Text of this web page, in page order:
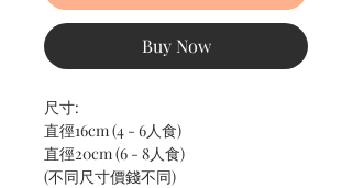
Buy Now
尺寸:
直徑16cm (4 - 6人食)
直徑20cm (6 - 8人食)
(不同尺寸價錢不同)